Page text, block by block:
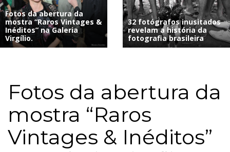
Fotos da abertura da
mostra “Raros Vintages &
Inéditos” na Galeria
Virgílio.
32 fotógrafos inusitados
revelam a história da
fotografia brasileira
Fotos da abertura da
mostra “Raros
Vintages & Inéditos”